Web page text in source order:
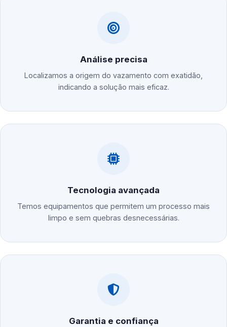
Análise precisa
Localizamos a origem do vazamento com exatidão,
indicando a solução mais eficaz.
Tecnologia avançada
Temos equipamentos que permitem um processo mais
limpo e sem quebras desnecessárias.
Garantia e confiança